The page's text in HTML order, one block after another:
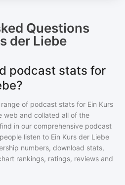
Questions
der Liebe
podcast stats for
of podcast stats for Ein Kurs
web and collated all of the
in our comprehensive podcast
listen to Ein Kurs der Liebe
numbers, download stats,
rankings, ratings, reviews and